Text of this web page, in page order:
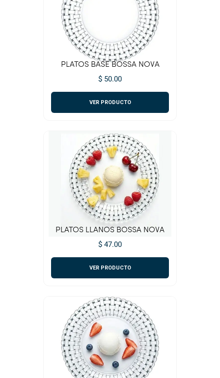
PLATOS BASE BOSSA NOVA
$ 50.00
VER PRODUCTO
PLATOS LLANOS BOSSA NOVA
$ 47.00
VER PRODUCTO